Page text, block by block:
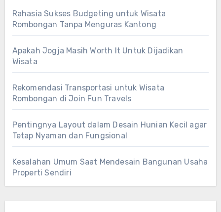
Rahasia Sukses Budgeting untuk Wisata
Rombongan Tanpa Menguras Kantong
Apakah Jogja Masih Worth It Untuk Dijadikan
Wisata
Rekomendasi Transportasi untuk Wisata
Rombongan di Join Fun Travels
Pentingnya Layout dalam Desain Hunian Kecil agar
Tetap Nyaman dan Fungsional
Kesalahan Umum Saat Mendesain Bangunan Usaha
Properti Sendiri